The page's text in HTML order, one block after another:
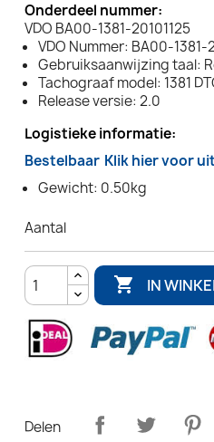
Onderdeel nummer:
VDO BA00-1381-20101125
VDO Nummer: BA00-1381-
Gebruiksaanwijzing taal:
Tachograaf model: 1381
Release versie: 2.0
Logistieke informatie:
Bestelbaar Klik hier voor
Gewicht: 0.50kg
Aantal
 IN
Delen